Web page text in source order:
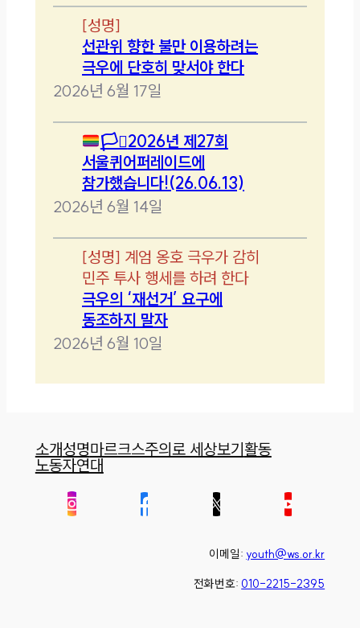
[성명]
선관위 향한 불만 이용하려는
극우에 단호히 맞서야 한다
2026년 6월 17일
🏳️‍⚧️2026년 제27회
서울퀴어퍼레이드에
참가했습니다!(26.06.13)
2026년 6월 14일
[성명] 계엄 옹호 극우가 감히
민주 투사 행세를 하려 한다
극우의 ‘재선거’ 요구에
동조하지 말자
2026년 6월 10일
소개성명마르크스주의로 세상보기활동
노동자연대
이메일: youth@ws.or.kr
전화번호: 010-2215-2395